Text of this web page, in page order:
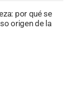
por qué se
origen de la